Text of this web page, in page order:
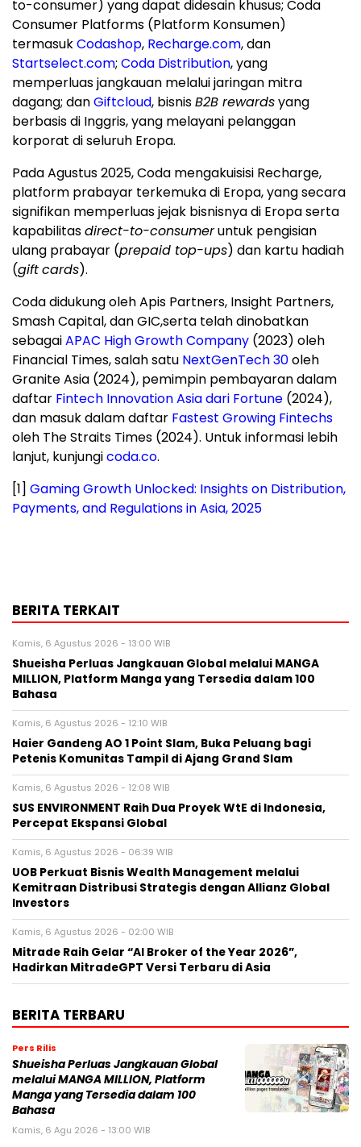
to-consumer) yang dapat didesain khusus; Coda
Consumer Platforms (Platform Konsumen)
termasukCodashop, Recharge.com, dan
Startselect.com; Coda Distribution, yang
memperluas jangkauan melalui jaringan mitra
dagang; danGiftcloud, bisnisB2B rewardsyang
berbasis di Inggris, yang melayani pelanggan
korporat di seluruh Eropa.
Pada Agustus 2025, Coda mengakuisisi Recharge,
platform prabayar terkemuka di Eropa, yang secara
signifikan memperluas jejak bisnisnya di Eropa serta
kapabilitasdirect-to-consumeruntuk pengisian
ulang prabayar (prepaid top-ups) dan kartu hadiah
(giftcards).
Coda didukung oleh Apis Partners, Insight Partners,
Smash Capital, dan GIC,serta telah dinobatkan
sebagaiAPAC High Growth Company (2023) oleh
Financial Times, salah satu NextGenTech 30oleh
Granite Asia (2024), pemimpin pembayaran dalam
daftar Fintech Innovation Asia dari Fortune (2024),
dan masuk dalam daftar Fastest Growing Fintechs
oleh The Straits Times (2024). Untuk informasi lebih
lanjut, kunjungicoda.co.
[1] Gaming Growth Unlocked: Insights on Distribution,
Payments, and Regulations in Asia, 2025
BERITA TERKAIT
Kamis, 6 Agustus 2026 - 13:00 WIB
Shueisha Perluas Jangkauan Global melalui MANGA
MILLION, Platform Manga yang Tersedia dalam 100
Bahasa
Kamis, 6 Agustus 2026 - 12:10 WIB
Haier Gandeng AO 1 Point Slam, Buka Peluang bagi
Petenis Komunitas Tampil di Ajang Grand Slam
Kamis, 6 Agustus 2026 - 12:08 WIB
SUS ENVIRONMENT Raih Dua Proyek WtE di Indonesia,
Percepat Ekspansi Global
Kamis, 6 Agustus 2026 - 06:39 WIB
UOB Perkuat Bisnis Wealth Management melalui
Kemitraan Distribusi Strategis dengan Allianz Global
Investors
Kamis, 6 Agustus 2026 - 02:00 WIB
Mitrade Raih Gelar “AI Broker of the Year 2026”,
Hadirkan MitradeGPT Versi Terbaru di Asia
BERITA TERBARU
Pers Rilis
Shueisha Perluas Jangkauan Global
melalui MANGA MILLION, Platform
Manga yang Tersedia dalam 100
Bahasa
Kamis, 6 Agu 2026 - 13:00 WIB